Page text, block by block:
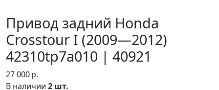
Привод задний Honda
Crosstour I (2009—2012)
42310tp7a010 | 40921
27 000р.
В наличии 2 шт.